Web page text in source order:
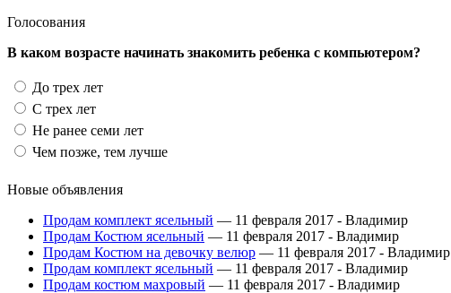
Голосования
В каком возрасте начинать знакомить ребенка с компьютером?
До трех лет
С трех лет
Не ранее семи лет
Чем позже, тем лучше
Новые объявления
Продам комплект ясельный — 11 февраля 2017 - Владимир
Продам Костюм ясельный — 11 февраля 2017 - Владимир
Продам Костюм на девочку велюр — 11 февраля 2017 - Владимир
Продам комплект ясельный — 11 февраля 2017 - Владимир
Продам костюм махровый — 11 февраля 2017 - Владимир